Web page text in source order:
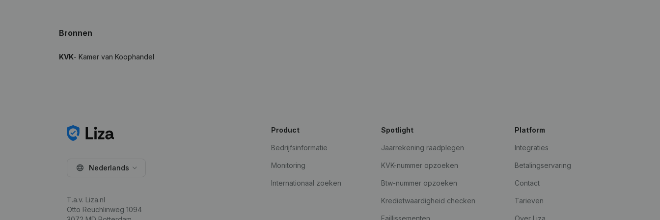
Bronnen
KVK- Kamer van Koophandel
Nederlands
T.a.v. Liza.nl
Otto Reuchlinweg 1094
Product
Bedrijfsinformatie
Monitoring
Internationaal zoeken
Spotlight
Jaarrekening raadplegen
KVK-nummer opzoeken
Btw-nummer opzoeken
Kredietwaardigheid checken
Faillissementen
Platform
Integraties
Betalingservaring
Contact
Tarieven
Over Liza